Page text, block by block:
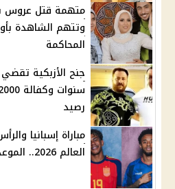
متهمة قتل عروس
وتتهم الشاهدة
المحاكمة
رصيد
مباراة إسبانيا
العالم 2026.. الموعد والقنوات الناقلة